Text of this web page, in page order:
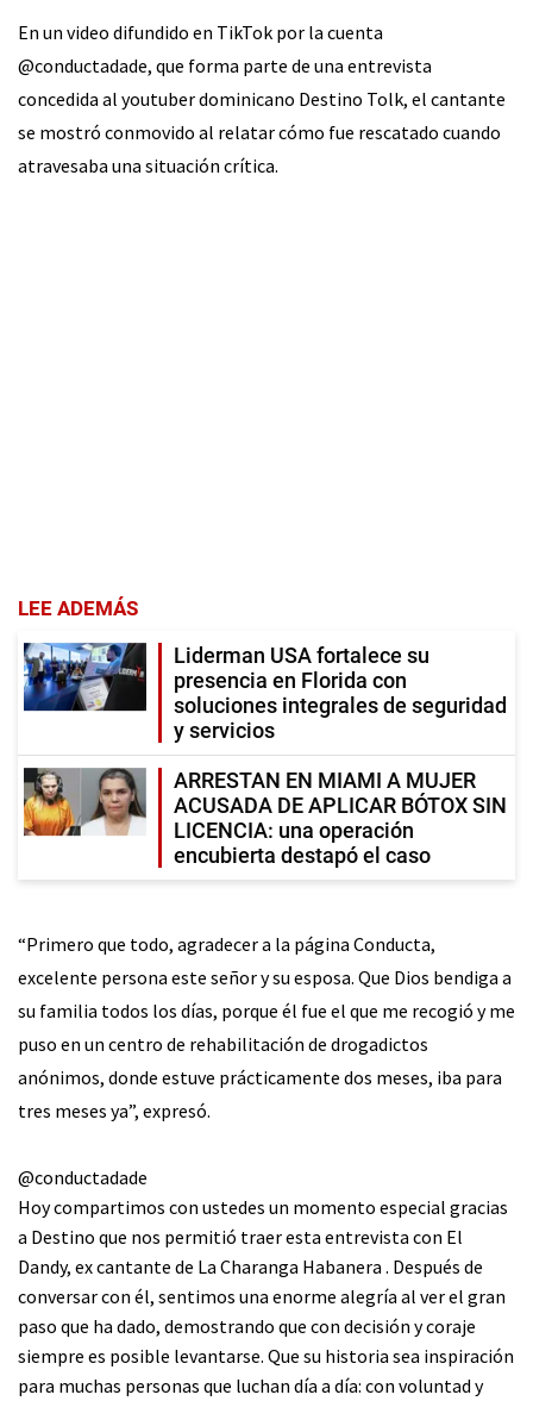
En un video difundido en TikTok por la cuenta
@conductadade, que forma parte de una entrevista
concedida al youtuber dominicano Destino Tolk, el cantante
se mostró conmovido al relatar cómo fue rescatado cuando
atravesaba una situación crítica.
LEE ADEMÁS
Liderman USA fortalece su
presencia en Florida con
soluciones integrales de seguridad
y servicios
ARRESTAN EN MIAMI A MUJER
ACUSADA DE APLICAR BÓTOX SIN
LICENCIA: una operación
encubierta destapó el caso
“Primero que todo, agradecer a la página Conducta,
excelente persona este señor y su esposa. Que Dios bendiga a
su familia todos los días, porque él fue el que me recogió y me
puso en un centro de rehabilitación de drogadictos
anónimos, donde estuve prácticamente dos meses, iba para
tres meses ya”, expresó.
@conductadade
Hoy compartimos con ustedes un momento especial gracias
a Destino que nos permitió traer esta entrevista con El
Dandy, ex cantante de La Charanga Habanera . Después de
conversar con él, sentimos una enorme alegría al ver el gran
paso que ha dado, demostrando que con decisión y coraje
siempre es posible levantarse. Que su historia sea inspiración
para muchas personas que luchan día a día: con voluntad y